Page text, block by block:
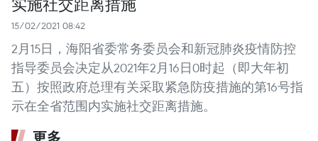
15/02/2021 08:42
2月15日，海阳省委常务委员会和新冠肺炎疫情防控
指导委员会决定从2021年2月16日0时起（即大年初
五）按照政府总理有关采取紧急防疫措施的第16号指
示在全省范围内实施社交距离措施。
更多